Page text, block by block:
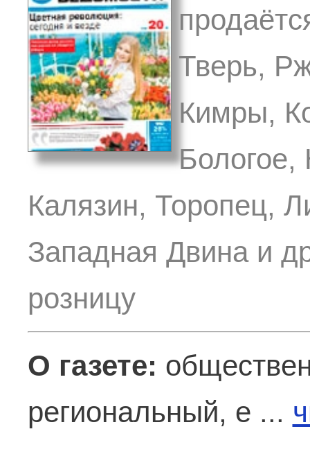
Тверь,
Кимры,
Калязин, Торопец,
Западная Двина и
розницу
О газете:
региональный, е ...